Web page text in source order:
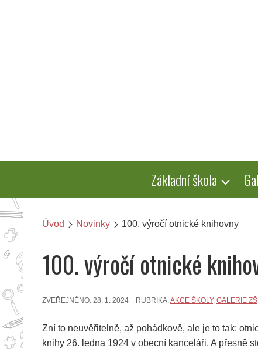
Základní škola
Úvod Novinky 100. výročí otnické knihovny
100. výročí otnické
ZVEŘEJNĚNO: 28. 1. 2024 RUBRIKA:AKCE ŠKOLY, GALERIE ZŠ
Zní to neuvěřitelně, až pohádkově, ale je to tak:
knihy 26. ledna 1924 v obecní kanceláři. A přesně